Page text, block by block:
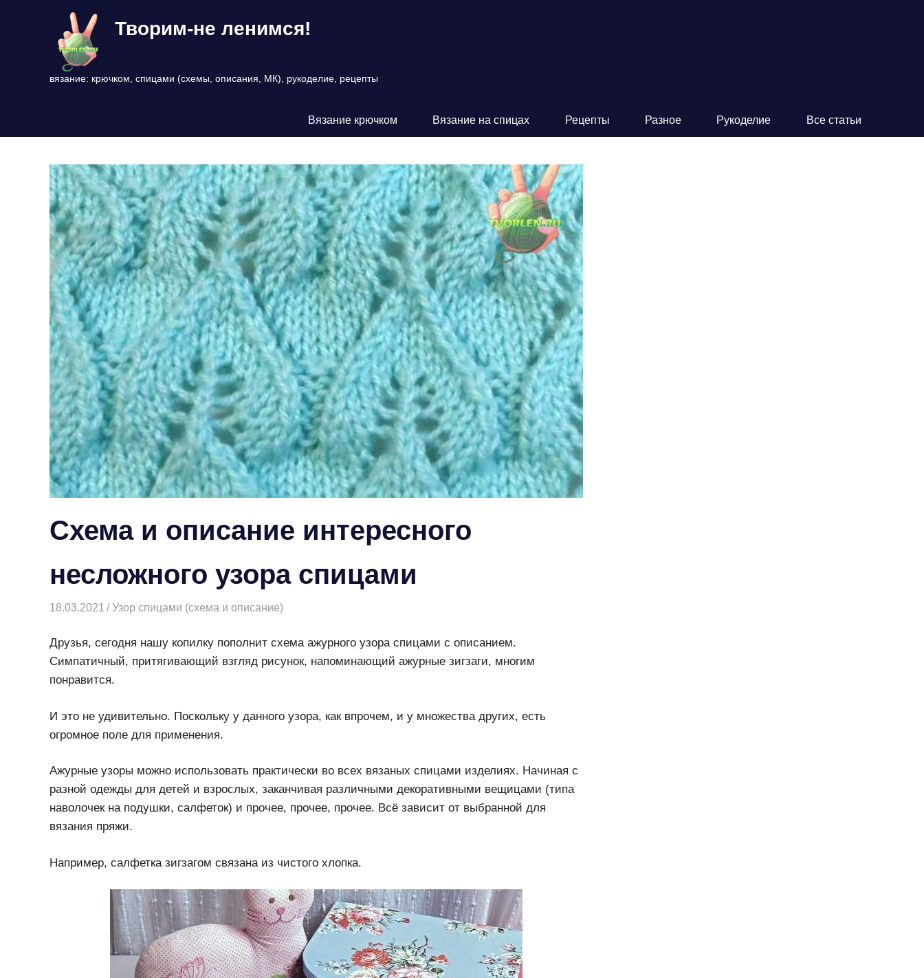
содержимому
Творим-не ленимся!
вязание: крючком, спицами (схемы, описания, МК), рукоделие, рецепты
Вязание крючком Вязание на спицах Рецепты Разное Рукоделие Все статьи
Схема и описание интересного
несложного узора спицами
18.03.2021 Творогова Елена
Узор спицами (схема и описание)
Друзья, сегодня нашу копилку пополнит схема ажурного узора спицами с описанием.
Симпатичный, притягивающий взгляд рисунок, напоминающий ажурные зигзаги, многим
понравится.
И это не удивительно. Поскольку у данного узора, как впрочем, и у множества других, есть
огромное поле для применения.
Ажурные узоры можно использовать практически во всех вязаных спицами изделиях. Начиная с
разной одежды для детей и взрослых, заканчивая различными декоративными вещицами (типа
наволочек на подушки, салфеток) и прочее, прочее, прочее. Всё зависит от выбранной для
вязания пряжи.
Например, салфетка зигзагом связана из чистого хлопка.